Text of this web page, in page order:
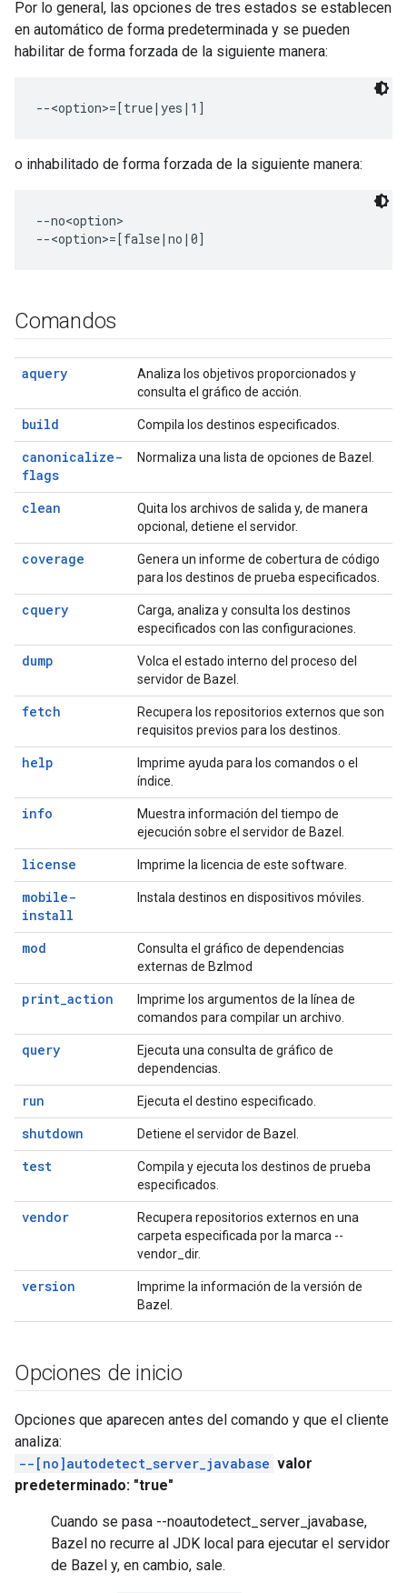
Por lo general, las opciones de tres estados se establecen
en automático de forma predeterminada y se pueden
habilitar de forma forzada de la siguiente manera:
o inhabilitado de forma forzada de la siguiente manera:
--no<option>
Comandos
aquery
Analiza los objetivos proporcionados y
consulta el gráfico de acción.
build Compila los destinos especificados.
canonicalize-
flags
Normaliza una lista de opciones de Bazel.
clean
Quita los archivos de salida y, de manera
opcional, detiene el servidor.
coverage
Genera un informe de cobertura de código
para los destinos de prueba especificados.
cquery
Carga, analiza y consulta los destinos
especificados con las configuraciones.
dump
Volca el estado interno del proceso del
servidor de Bazel.
fetch
Recupera los repositorios externos que son
requisitos previos para los destinos.
help
Imprime ayuda para los comandos o el
índice.
info
Muestra información del tiempo de
ejecución sobre el servidor de Bazel.
license Imprime la licencia de este software.
mobile-
install
Instala destinos en dispositivos móviles.
mod
Consulta el gráfico de dependencias
externas de Bzlmod
print_action
Imprime los argumentos de la línea de
comandos para compilar un archivo.
query
Ejecuta una consulta de gráfico de
dependencias.
run Ejecuta el destino especificado.
shutdown Detiene el servidor de Bazel.
test
Compila y ejecuta los destinos de prueba
especificados.
vendor
Recupera repositorios externos en una
carpeta especificada por la marca --
vendor_dir.
version
Imprime la información de la versión de
Bazel.
Opciones de inicio
Opciones que aparecen antes del comando y que el cliente
analiza:
--[no]autodetect_server_javabase valor
predeterminado: "true"
Cuando se pasa --noautodetect_server_javabase,
Bazel no recurre al JDK local para ejecutar el servidor
de Bazel y, en cambio, sale.